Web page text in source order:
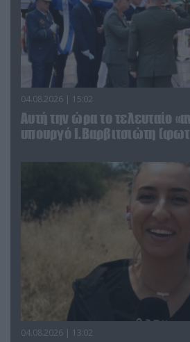
04.08.2026 | 15:02
Αυτή την ώρα το τελευταίο
υπουργό Ι.Βαρβιτσιώτη
04.08.2026 | 13:02